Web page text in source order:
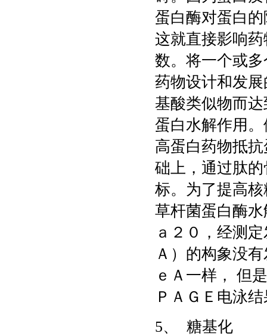
蛋白酶对蛋白
这就直接影响
数。将一个或
药物设计和发
基酸类似物而
蛋白水解作用
高蛋白药物抵
础上，通过肽
标。为了提高
草杆菌蛋白酶
ａ２０，经测
Ａ）的构象没
ｅＡ一样， 但
ＰＡＧＥ电泳
5、 糖基化